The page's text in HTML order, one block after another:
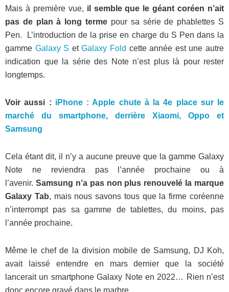
Mais à première vue, il semble que le géant coréen n’ait
pas de plan à long terme pour sa série de phablettes S
Pen. L’introduction de la prise en charge du S Pen dans la
gamme Galaxy S etGalaxy Fold cette année est une autre
indication que la série des Note n’est plus là pour rester
longtemps.
Voir aussi : iPhone : Apple chute à la 4e place sur le
marché du smartphone, derrière Xiaomi, Oppo et
Samsung
Cela étant dit, il n’y a aucune preuve que la gamme Galaxy
Note ne reviendra pas l’année prochaine ou à
l’avenir. Samsung n’a pas non plus renouvelé la marque
Galaxy Tab, mais nous savons tous que la firme coréenne
n’interrompt pas sa gamme de tablettes, du moins, pas
l’année prochaine.
Même le chef de la division mobile de Samsung, DJ Koh,
avait laissé entendre en mars dernier que la société
lancerait un smartphone Galaxy Note en 2022… Rien n’est